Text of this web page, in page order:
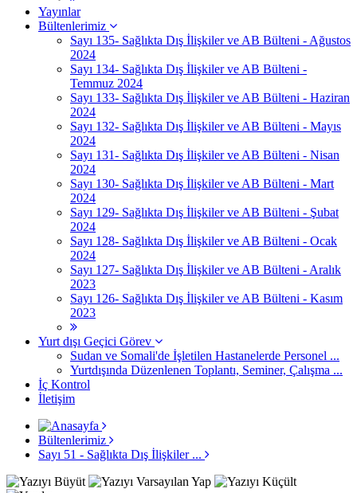
Yayınlar
Bültenlerimiz
Sayı 135- Sağlıkta Dış İlişkiler ve AB Bülteni - Ağustos
2024
Sayı 134- Sağlıkta Dış İlişkiler ve AB Bülteni -
Temmuz 2024
Sayı 133- Sağlıkta Dış İlişkiler ve AB Bülteni - Haziran
2024
Sayı 132- Sağlıkta Dış İlişkiler ve AB Bülteni - Mayıs
2024
Sayı 131- Sağlıkta Dış İlişkiler ve AB Bülteni - Nisan
2024
Sayı 130- Sağlıkta Dış İlişkiler ve AB Bülteni - Mart
2024
Sayı 129- Sağlıkta Dış İlişkiler ve AB Bülteni - Şubat
2024
Sayı 128- Sağlıkta Dış İlişkiler ve AB Bülteni - Ocak
2024
Sayı 127- Sağlıkta Dış İlişkiler ve AB Bülteni - Aralık
2023
Sayı 126- Sağlıkta Dış İlişkiler ve AB Bülteni - Kasım
2023
Yurt dışı Geçici Görev
Sudan ve Somali'de İşletilen Hastanelerde Personel ...
Yurtdışında Düzenlenen Toplantı, Seminer, Çalışma ...
İç Kontrol
İletişim
Bültenlerimiz
Sayı 51 - Sağlıkta Dış İlişkiler ...